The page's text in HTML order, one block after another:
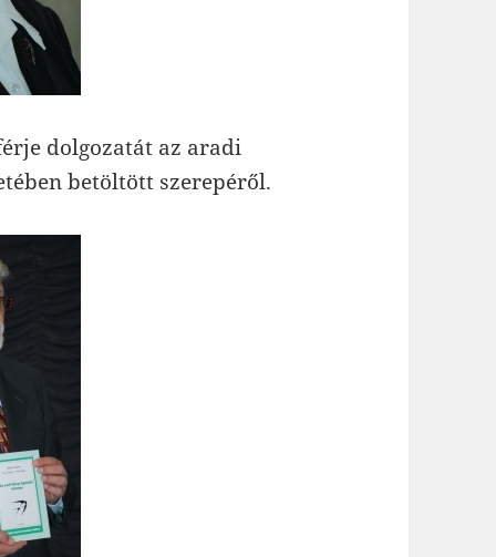
dolgozatát az aradi
betöltött szerepéről.